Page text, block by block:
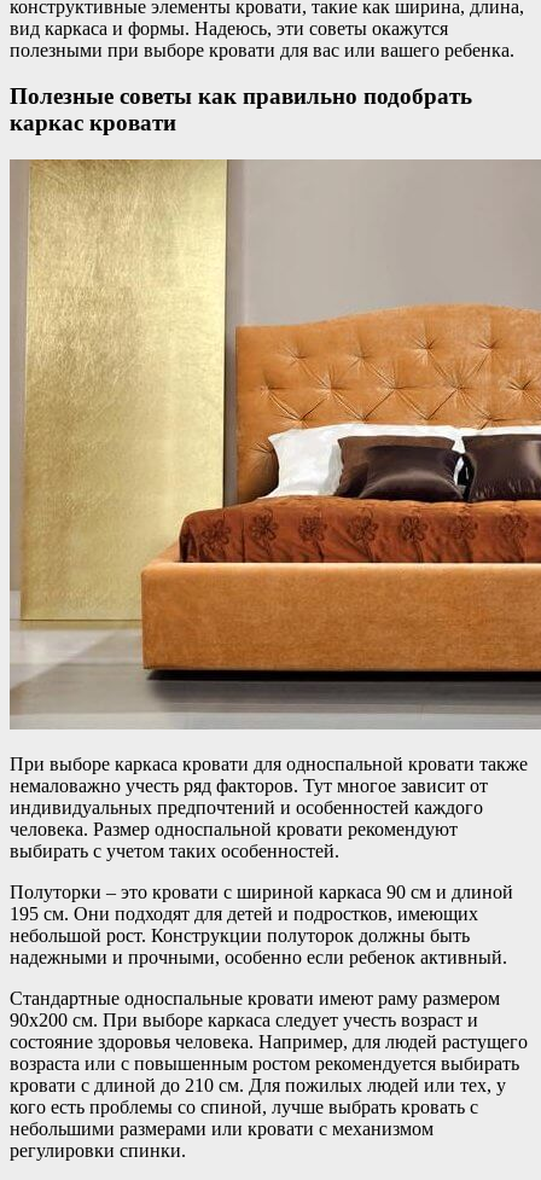
конструктивные элементы кровати, такие как ширина, длина,
вид каркаса и формы. Надеюсь, эти советы окажутся
полезными при выборе кровати для вас или вашего ребенка.
Полезные советы как правильно подобрать
каркас кровати
При выборе каркаса кровати для односпальной кровати также
немаловажно учесть ряд факторов. Тут многое зависит от
индивидуальных предпочтений и особенностей каждого
человека. Размер односпальной кровати рекомендуют
выбирать с учетом таких особенностей.
Полуторки – это кровати с шириной каркаса 90 см и длиной
195 см. Они подходят для детей и подростков, имеющих
небольшой рост. Конструкции полуторок должны быть
надежными и прочными, особенно если ребенок активный.
Стандартные односпальные кровати имеют раму размером
90х200 см. При выборе каркаса следует учесть возраст и
состояние здоровья человека. Например, для людей растущего
возраста или с повышенным ростом рекомендуется выбирать
кровати с длиной до 210 см. Для пожилых людей или тех, у
кого есть проблемы со спиной, лучше выбрать кровать с
небольшими размерами или кровати с механизмом
регулировки спинки.